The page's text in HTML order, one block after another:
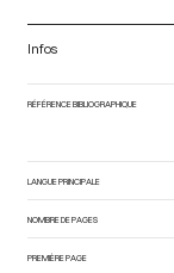
Infos
RÉFÉRENCE BIBLIOGRAPHIQUE
LANGUE PRINCIPALE
NOMBRE DE PAGES
PREMIÈRE PAGE